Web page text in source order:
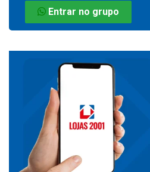
Entrar no grupo